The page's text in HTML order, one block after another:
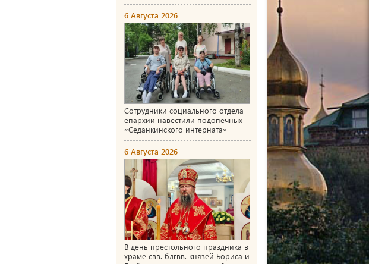
6 Августа 2026
Сотрудники социального отдела
епархии навестили подопечных
«Седанкинского интерната»
6 Августа 2026
В день престольного праздника в
храме свв. блгвв. князей Бориса и